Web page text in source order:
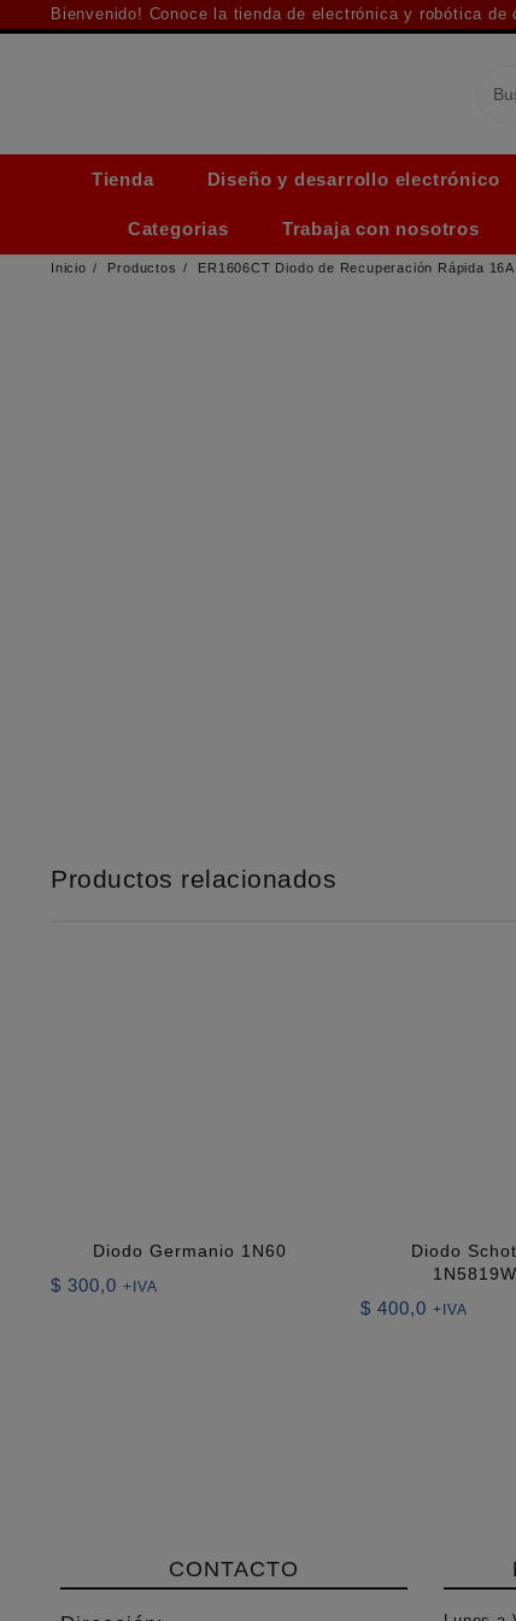
al
Bienvenido! Conoce la tienda de electrónica y robótica
Tienda Diseño y desarrollo electrónico
Categorias Trabaja con nosotros
Inicio Productos ER1606CT Diodo de Recuperación Rápida 16A
Productos relacionados
Diodo Germanio 1N60
$ 300,0 +IVA
Diodo
$ 400,0 +IVA
CONTACTO